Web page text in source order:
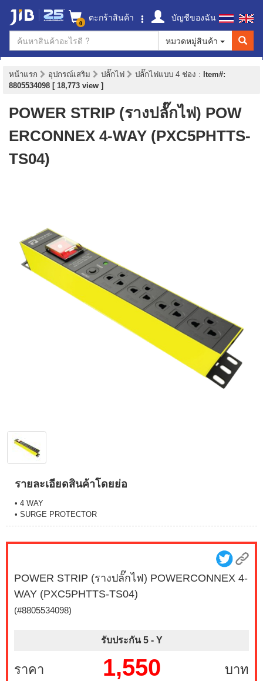
0 ตะกร้าสินค้า
บัญชีของฉัน
หมวดหมู่สินค้า
หน้าแรก อุปกรณ์เสริม ปลั๊กไฟ ปลั๊กไฟแบบ 4 ช่อง : Item#:
8805534098 [ 18,773 view ]
POWER STRIP (รางปลั๊กไฟ) POW
ERCONNEX 4-WAY (PXC5PHTTS-
TS04)
รายละเอียดสินค้าโดยย่อ
• 4 WAY
• SURGE PROTECTOR
POWER STRIP (รางปลั๊กไฟ) POWERCONNEX 4-
WAY (PXC5PHTTS-TS04)
(#8805534098)
รับประกัน 5 - Y
ราคา บาท
1,550